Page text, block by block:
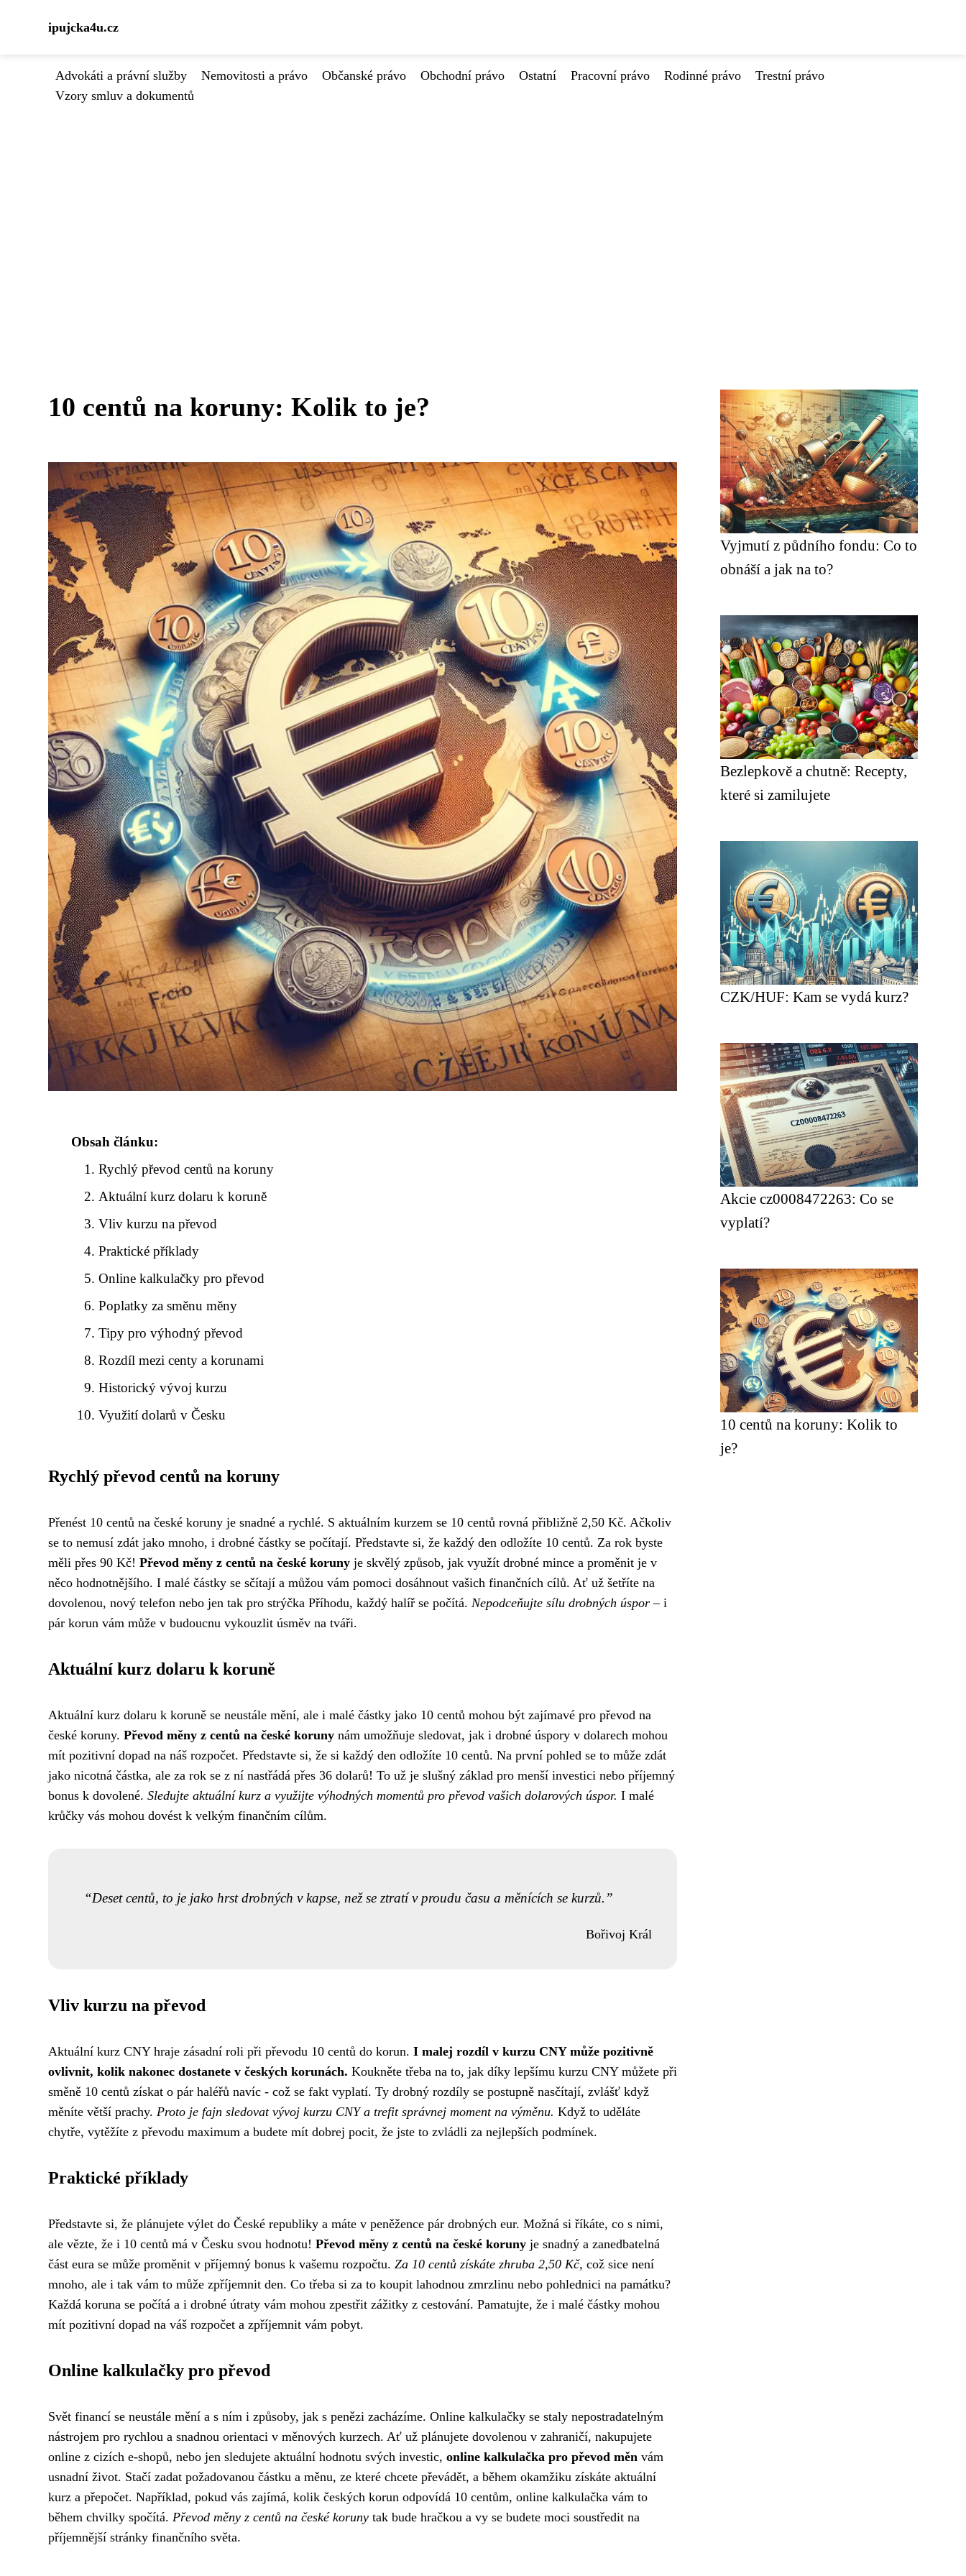
ipujcka4u.cz
Advokáti a právní služby Nemovitosti a právo Občanské právo Obchodní právo Ostatní Pracovní právo Rodinné právo
Trestní právo
Vzory smluv a dokumentů
10 centů na koruny: Kolik to je?
Obsah článku:
Rychlý převod centů na koruny
Aktuální kurz dolaru k koruně
Vliv kurzu na převod
Praktické příklady
Online kalkulačky pro převod
Poplatky za směnu měny
Tipy pro výhodný převod
Rozdíl mezi centy a korunami
Historický vývoj kurzu
Využití dolarů v Česku
Rychlý převod centů na koruny
Přenést 10 centů na české koruny je snadné a rychlé. S aktuálním kurzem se 10 centů rovná přibližně 2,50 Kč. Ačkoliv
se to nemusí zdát jako mnoho, i drobné částky se počítají. Představte si, že každý den odložíte 10 centů. Za rok byste
měli přes 90 Kč! Převod měny z centů na české koruny je skvělý způsob, jak využít drobné mince a proměnit je v
něco hodnotnějšího. I malé částky se sčítají a můžou vám pomoci dosáhnout vašich finančních cílů. Ať už šetříte na
dovolenou, nový telefon nebo jen tak pro strýčka Příhodu, každý halíř se počítá. Nepodceňujte sílu drobných úspor – i
pár korun vám může v budoucnu vykouzlit úsměv na tváři.
Aktuální kurz dolaru k koruně
Aktuální kurz dolaru k koruně se neustále mění, ale i malé částky jako 10 centů mohou být zajímavé pro převod na
české koruny. Převod měny z centů na české koruny nám umožňuje sledovat, jak i drobné úspory v dolarech mohou
mít pozitivní dopad na náš rozpočet. Představte si, že si každý den odložíte 10 centů. Na první pohled se to může zdát
jako nicotná částka, ale za rok se z ní nastřádá přes 36 dolarů! To už je slušný základ pro menší investici nebo příjemný
bonus k dovolené. Sledujte aktuální kurz a využijte výhodných momentů pro převod vašich dolarových úspor. I malé
krůčky vás mohou dovést k velkým finančním cílům.
Deset centů, to je jako hrst drobných v kapse, než se ztratí v proudu času a měnících se kurzů.
Bořivoj Král
Vliv kurzu na převod
Aktuální kurz CNY hraje zásadní roli při převodu 10 centů do korun. I malej rozdíl v kurzu CNY může pozitivně
ovlivnit, kolik nakonec dostanete v českých korunách. Koukněte třeba na to, jak díky lepšímu kurzu CNY můžete při
směně 10 centů získat o pár haléřů navíc - což se fakt vyplatí. Ty drobný rozdíly se postupně nasčítají, zvlášť když
měníte větší prachy. Proto je fajn sledovat vývoj kurzu CNYa trefit správnej moment na výměnu. Když to uděláte
chytře, vytěžíte z převodu maximum a budete mít dobrej pocit, že jste to zvládli za nejlepších podmínek.
Praktické příklady
Představte si, že plánujete výlet do České republiky a máte v peněžence pár drobných eur. Možná si říkáte, co s nimi,
ale vězte, že i 10 centů má v Česku svou hodnotu! Převod měny z centů na české koruny je snadný a zanedbatelná
část eura se může proměnit v příjemný bonus k vašemu rozpočtu. Za 10 centů získáte zhruba 2,50 Kč, což sice není
mnoho, ale i tak vám to může zpříjemnit den. Co třeba si za to koupit lahodnou zmrzlinu nebo pohlednici na památku?
Každá koruna se počítá a i drobné útraty vám mohou zpestřit zážitky z cestování. Pamatujte, že i malé částky mohou
mít pozitivní dopad na váš rozpočet a zpříjemnit vám pobyt.
Online kalkulačky pro převod
Svět financí se neustále mění a s ním i způsoby, jak s penězi zacházíme. Online kalkulačky se staly nepostradatelným
nástrojem pro rychlou a snadnou orientaci v měnových kurzech. Ať už plánujete dovolenou v zahraničí, nakupujete
online z cizích e-shopů, nebo jen sledujete aktuální hodnotu svých investic, online kalkulačka pro převod měn vám
usnadní život. Stačí zadat požadovanou částku a měnu, ze které chcete převádět, a během okamžiku získáte aktuální
kurz a přepočet. Například, pokud vás zajímá, kolik českých korun odpovídá 10 centům, online kalkulačka vám to
během chvilky spočítá. Převod měny z centů na české koruny tak bude hračkou a vy se budete moci soustředit na
příjemnější stránky finančního světa.
Vyjmutí z půdního fondu: Co to
obnáší a jak na to?
Bezlepkově a chutně: Recepty,
které si zamilujete
CZK/HUF: Kam se vydá kurz?
Akcie cz0008472263: Co se
vyplatí?
10 centů na koruny: Kolik to
je?